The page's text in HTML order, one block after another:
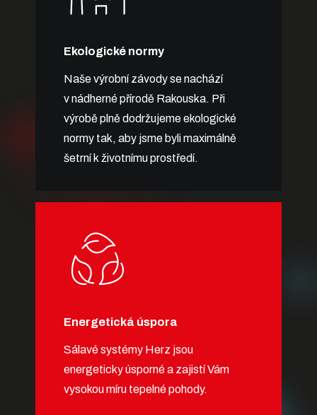
Ekologické normy
Naše výrobní závody se nachází
v nádherné přírodě Rakouska. Při
výrobě plně dodržujeme ekologické
normy tak, aby jsme byli maximálně
šetrní k životnímu prostředí.
Energetická úspora
Sálavé systémy Herz jsou
energeticky úsporné a zajistí Vám
vysokou míru tepelné pohody.